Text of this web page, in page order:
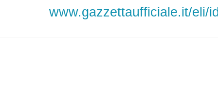
www.gazzettaufficiale.it/eli/